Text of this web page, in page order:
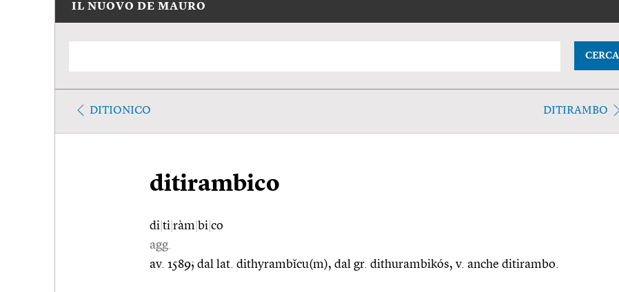
IL NUOVO DE MAURO
CERCA
DITIONICO DITIRAMBO
ditirambico
di ti ràm bi co
agg.
av. 1589; dal lat. dithyrambĭcu(m), dal gr. dithurambikós, v. anche ditirambo.